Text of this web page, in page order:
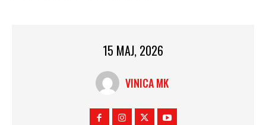
15 МАЈ, 2026
VINICA MK